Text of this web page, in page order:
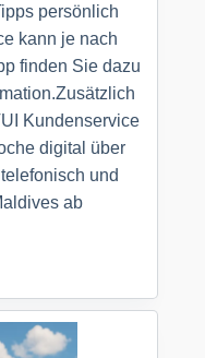
persönlich
kann je nach
finden Sie dazu
Kundenservice
digital über
und
ab